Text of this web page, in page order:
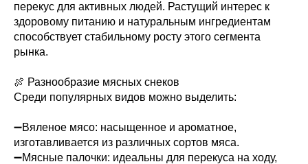
перекус для активных людей. Растущий интерес к
здоровому питанию и натуральным ингредиентам
способствует стабильному росту этого сегмента
рынка.
🍖 Разнообразие мясных снеков
Среди популярных видов можно выделить:
➖Вяленое мясо: насыщенное и ароматное,
изготавливается из различных сортов мяса.
➖Мясные палочки: идеальны для перекуса на ходу,